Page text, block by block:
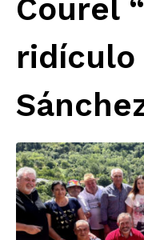
Courel
ridículo